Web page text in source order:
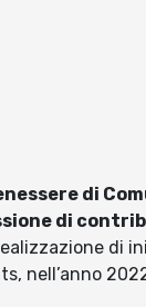
di
di
di
nell’anno